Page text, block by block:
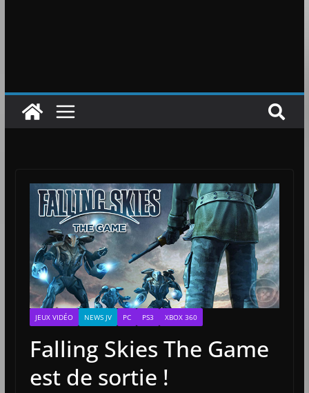
JEUX VIDÉO NEWS JV PC PS3 XBOX 360
Falling Skies The Game
est de sortie !